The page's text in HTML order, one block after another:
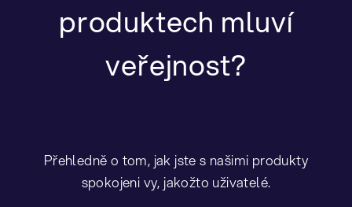
produktech mluví
veřejnost?
Přehledně o tom, jak jste s našimi produkty
spokojeni vy, jakožto uživatelé.